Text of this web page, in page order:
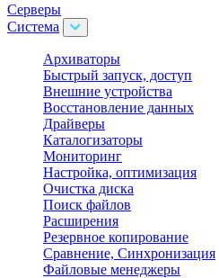
Серверы
Система
Архиваторы
Быстрый запуск, доступ
Внешние устройства
Восстановление данных
Драйверы
Каталогизаторы
Мониторинг
Настройка, оптимизация
Очистка диска
Поиск файлов
Расширения
Резервное копирование
Сравнение, Синхронизация
Файловые менеджеры